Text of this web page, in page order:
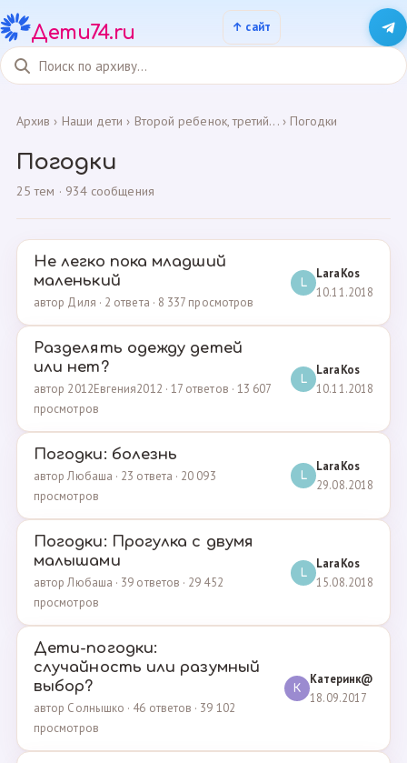
Дети74.ru
Архив › Наши дети › Второй ребенок, третий...› Погодки
Погодки
25 тем · 934 сообщения
Не легко пока младший
маленький
автор Диля · 2 ответа · 8 337 просмотров
L
LaraKos
10.11.2018
Разделять одежду детей
или нет?
автор 2012Евгения2012 · 17 ответов · 13 607
просмотров
L
LaraKos
10.11.2018
Погодки: болезнь
автор Любаша · 23 ответа · 20 093
просмотров
L
LaraKos
29.08.2018
Погодки: Прогулка с двумя
малышами
автор Любаша · 39 ответов · 29 452
просмотров
L
LaraKos
15.08.2018
Дети-погодки:
случайность или разумный
выбор?
автор Солнышко · 46 ответов · 39 102
просмотров
К
Катеринк@
18.09.2017